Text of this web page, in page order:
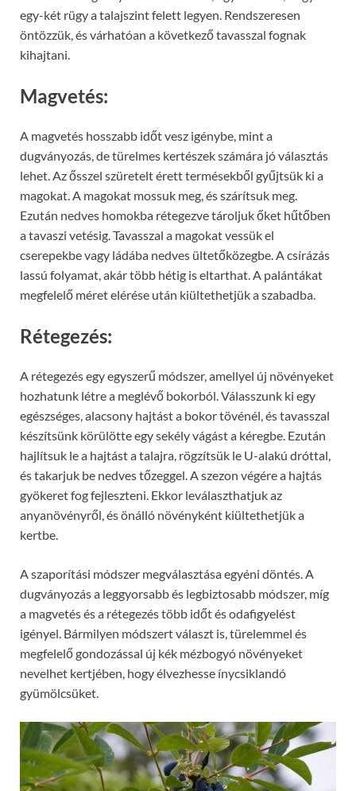
egy-két rügy a talajszint felett legyen. Rendszeresen
öntözzük, és várhatóan a következő tavasszal fognak
kihajtani.
Magvetés:
A magvetés hosszabb időt vesz igénybe, mint a
dugványozás, de türelmes kertészek számára jó választás
lehet. Az ősszel szüretelt érett termésekből gyűjtsük ki a
magokat. A magokat mossuk meg, és szárítsuk meg.
Ezután nedves homokba rétegezve tároljuk őket hűtőben
a tavaszi vetésig. Tavasszal a magokat vessük el
cserepekbe vagy ládába nedves ültetőközegbe. A csírázás
lassú folyamat, akár több hétig is eltarthat. A palántákat
megfelelő méret elérése után kiültethetjük a szabadba.
Rétegezés:
A rétegezés egy egyszerű módszer, amellyel új növényeket
hozhatunk létre a meglévő bokorból. Válasszunk ki egy
egészséges, alacsony hajtást a bokor tövénél, és tavasszal
készítsünk körülötte egy sekély vágást a kéregbe. Ezután
hajlítsuk le a hajtást a talajra, rögzítsük le U-alakú dróttal,
és takarjuk be nedves tőzeggel. A szezon végére a hajtás
gyökeret fog fejleszteni. Ekkor leválaszthatjuk az
anyanövényről, és önálló növényként kiültethetjük a
kertbe.
A szaporítási módszer megválasztása egyéni döntés. A
dugványozás a leggyorsabb és legbiztosabb módszer, míg
a magvetés és a rétegezés több időt és odafigyelést
igényel. Bármilyen módszert választ is, türelemmel és
megfelelő gondozással új kék mézbogyó növényeket
nevelhet kertjében, hogy élvezhesse ínycsiklandó
gyümölcsüket.